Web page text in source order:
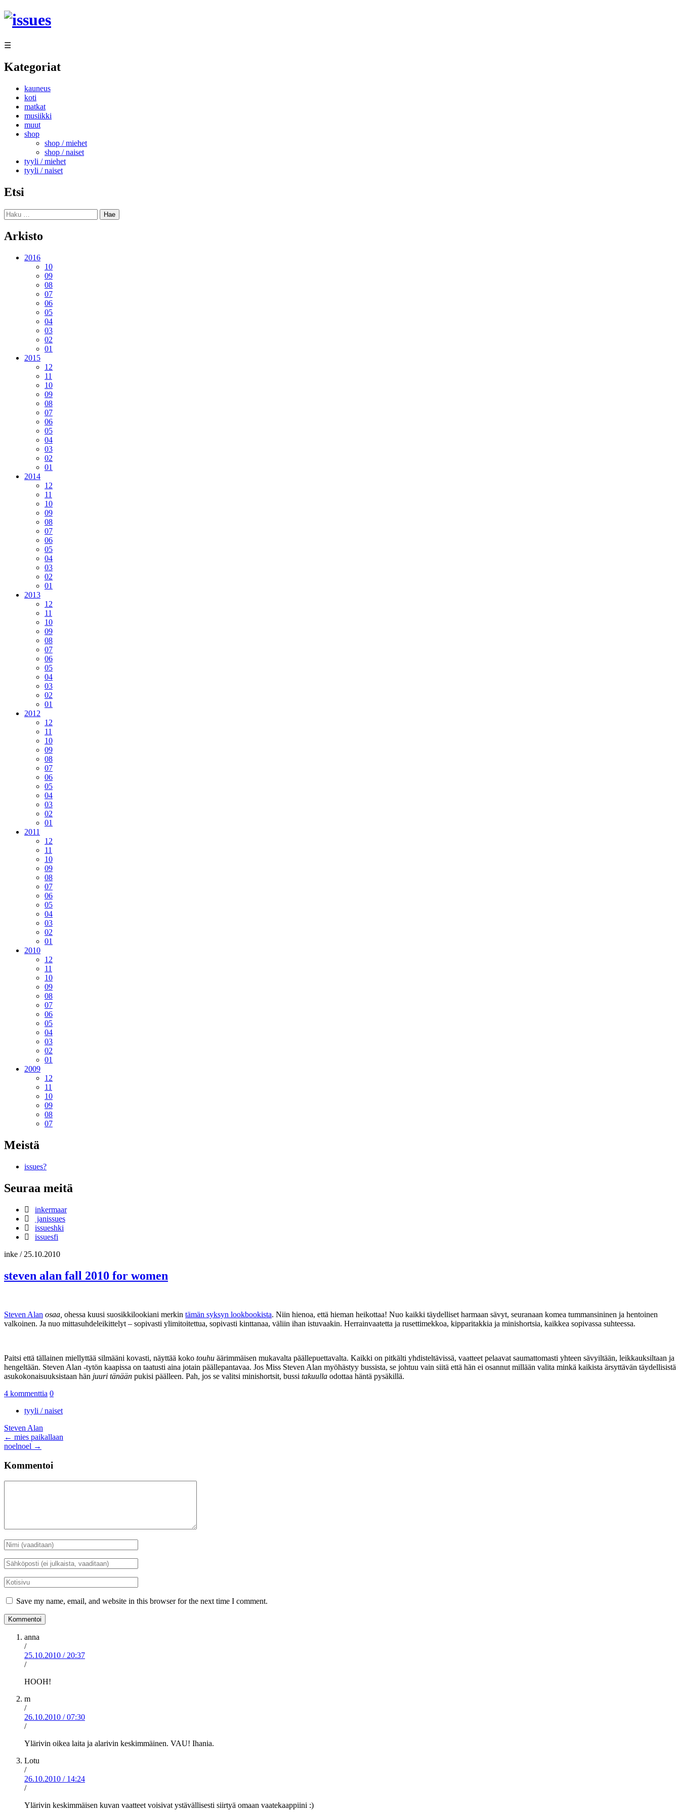
Siirry
sisältöön
☰
Kategoriat
kauneus
koti
matkat
musiikki
muut
shop
shop / miehet
shop / naiset
tyyli / miehet
tyyli / naiset
Etsi
Haku:
Arkisto
2016
10
09
08
07
06
05
04
03
02
01
2015
12
11
10
09
08
07
06
05
04
03
02
01
2014
12
11
10
09
08
07
06
05
04
03
02
01
2013
12
11
10
09
08
07
06
05
04
03
02
01
2012
12
11
10
09
08
07
06
05
04
03
02
01
2011
12
11
10
09
08
07
06
05
04
03
02
01
2010
12
11
10
09
08
07
06
05
04
03
02
01
2009
12
11
10
09
08
07
Meistä
issues?
Seuraa meitä
inkermaar
janissues
issueshki
issuesfi
inke / 25.10.2010
steven alan fall 2010 for women
Steven Alan osaa, ohessa kuusi suosikkilookiani merkin tämän syksyn lookbookista. Niin hienoa, että hieman heikottaa! Nuo kaikki täydelliset harmaan sävyt, seuranaan komea tummansininen ja hentoinen
valkoinen. Ja nuo mittasuhdeleikittelyt – sopivasti ylimitoitettua, sopivasti kinttanaa, väliin ihan istuvaakin. Herrainvaatetta ja rusettimekkoa, kipparitakkia ja minishortsia, kaikkea sopivassa suhteessa.
Paitsi että tällainen miellyttää silmääni kovasti, näyttää koko touhu äärimmäisen mukavalta päällepuettavalta. Kaikki on pitkälti yhdisteltävissä, vaatteet pelaavat saumattomasti yhteen sävyiltään, leikkauksiltaan ja
hengeltään. Steven Alan -tytön kaapissa on taatusti aina jotain päällepantavaa. Jos Miss Steven Alan myöhästyy bussista, se johtuu vain siitä että hän ei osannut millään valita minkä kaikista ärsyttävän täydellisistä
asukokonaisuuksistaan hän juuri tänään pukisi päälleen. Pah, jos se valitsi minishortsit, bussi takuulla odottaa häntä pysäkillä.
4 kommenttia 0
tyyli / naiset
Steven Alan
Artikkelien
selaus
← mies paikallaan
noelnoel →
Kommentoi
Nimi
*
Sähköposti
*
Kotisivu
Save my name, email, and website in this browser for the next time I comment.
anna
/
25.10.2010 / 20:37
/
HOOH!
m
/
26.10.2010 / 07:30
/
Ylärivin oikea laita ja alarivin keskimmäinen. VAU! Ihania.
Lotu
/
26.10.2010 / 14:24
/
Ylärivin keskimmäisen kuvan vaatteet voisivat ystävällisesti siirtyä omaan vaatekaappiini :)